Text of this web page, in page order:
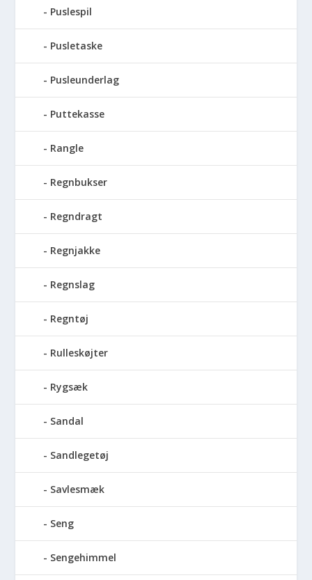
Puslespil
Pusletaske
Pusleunderlag
Puttekasse
Rangle
Regnbukser
Regndragt
Regnjakke
Regnslag
Regntøj
Rulleskøjter
Rygsæk
Sandal
Sandlegetøj
Savlesmæk
Seng
Sengehimmel